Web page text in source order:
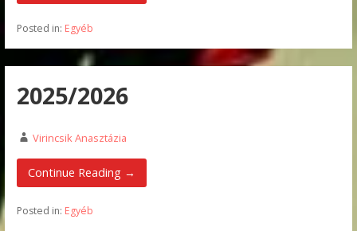
Posted in: Egyéb
2025/2026
Virincsik Anasztázia
Continue Reading →
Posted in: Egyéb